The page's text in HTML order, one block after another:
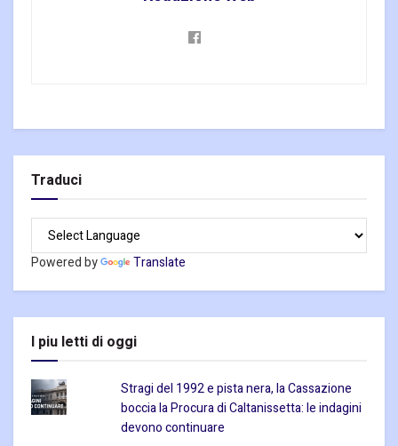
Traduci
Powered by Translate
I piu letti di oggi
Stragi del 1992 e pista nera, la Cassazione
boccia la Procura di Caltanissetta: le indagini
devono continuare